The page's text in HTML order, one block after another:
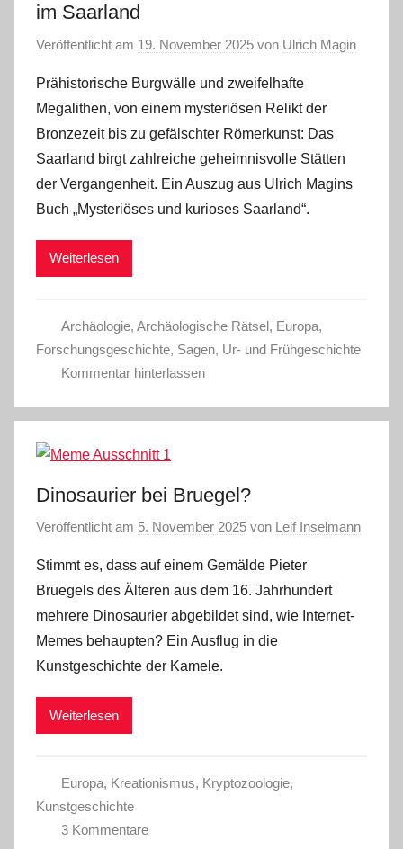
im Saarland
Veröffentlicht am 19. November 2025 von Ulrich Magin
Prähistorische Burgwälle und zweifelhafte
Megalithen, von einem mysteriösen Relikt der
Bronzezeit bis zu gefälschter Römerkunst: Das
Saarland birgt zahlreiche geheimnisvolle Stätten
der Vergangenheit. Ein Auszug aus Ulrich Magins
Buch „Mysteriöses und kurioses Saarland“.
Weiterlesen
Archäologie, Archäologische Rätsel, Europa,
Forschungsgeschichte, Sagen, Ur- und Frühgeschichte
Kommentar hinterlassen
Dinosaurier bei Bruegel?
Veröffentlicht am 5. November 2025 von Leif Inselmann
Stimmt es, dass auf einem Gemälde Pieter
Bruegels des Älteren aus dem 16. Jahrhundert
mehrere Dinosaurier abgebildet sind, wie Internet-
Memes behaupten? Ein Ausflug in die
Kunstgeschichte der Kamele.
Weiterlesen
Europa, Kreationismus, Kryptozoologie,
Kunstgeschichte
3 Kommentare